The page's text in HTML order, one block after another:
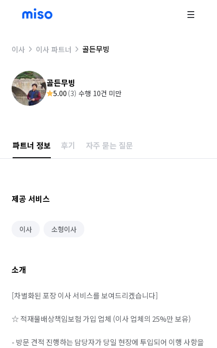
이사 이사 파트너 골든무빙
골든무빙
5.00 (3) 수행 10건 미만
파트너 정보 후기 자주 묻는 질문
제공 서비스
이사 소형이사
소개
[차별화된 포장 이사 서비스를 보여드리겠습니다]
☆ 적재물배상책임보험 가입 업체 (이사 업체의 25%만 보유)
- 방문 견적 진행하는 담당자가 당일 현장에 투입되어 이행 사항을